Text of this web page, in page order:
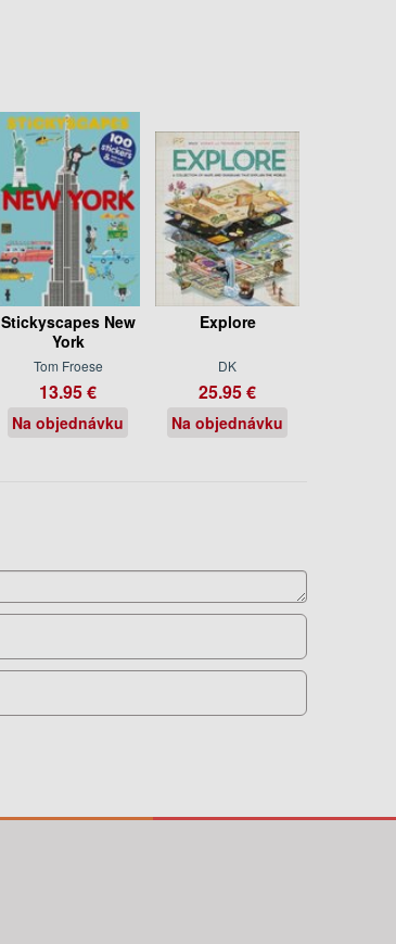
Stickyscapes New
York
Tom Froese
13.95 €
Na objednávku
Explore
DK
25.95 €
Na objednávku